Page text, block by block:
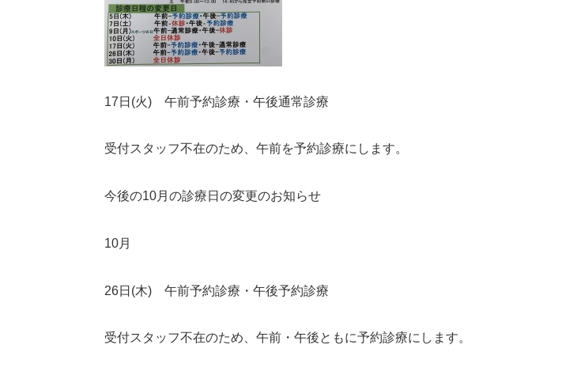
17 日 (火) 午前予約診療・午後通常診療
受付スタッフ不在のため、午前を予約診療にします。
今後の10月の診療日の変更のお知らせ
10月
26日 (木) 午前予約診療・午後予約診療
受付スタッフ不在のため、午前・午後ともに予約診療にします。